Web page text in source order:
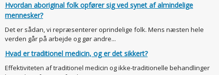
Hvordan aboriginal folk opfører sig ved synet af almindelige
mennesker?
Det er sådan, vi repræsenterer oprindelige folk. Mens næsten hele
verden går på arbejde og gør andre...
Hvad er traditionel medicin, og er det sikkert?
Effektiviteten af traditionel medicin og ikke-traditionelle behandlinger